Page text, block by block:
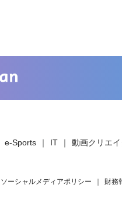
e-Sports ｜ IT ｜ 動画クリエ
ソーシャルメディアポリシー 財務